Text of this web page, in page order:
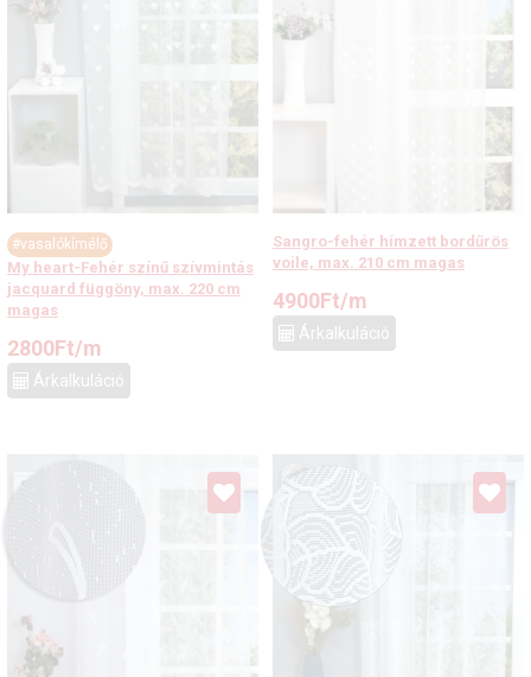
#vasalókímélő
My heart-Fehér színű szívmintás
jacquard függöny, max. 220 cm
magas
2800Ft/m
Árkalkuláció
Sangro-fehér hímzett bordűrös
voile, max. 210 cm magas
4900Ft/m
Árkalkuláció